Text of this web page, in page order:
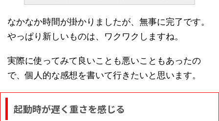
なかなか時間が掛かりましたが、無事に完了です。
やっぱり新しいものは、ワクワクしますね。
実際に使ってみて良いことも悪いこともあったの
で、個人的な感想を書いて行きたいと思います。
起動時が遅く重さを感じる